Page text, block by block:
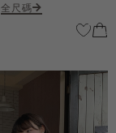
全尺碼